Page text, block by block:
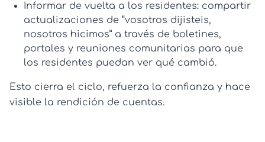
Informar de vuelta a los residentes: compartir
actualizaciones de “vosotros dijisteis,
nosotros hicimos” a través de boletines,
portales y reuniones comunitarias para que
los residentes puedan ver qué cambió.
Esto cierra el ciclo, refuerza la confianza y hace
visible la rendición de cuentas.